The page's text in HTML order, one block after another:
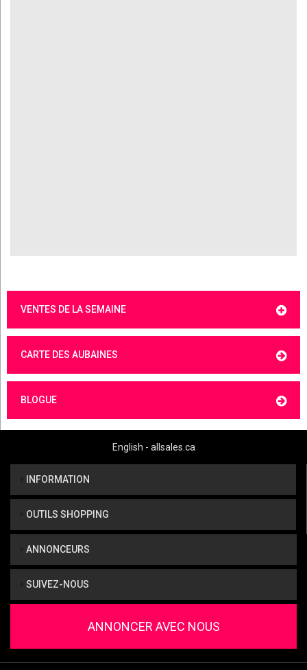
VENTES DE LA SEMAINE
CARTE DES AUBAINES
BLOGUE
English - allsales.ca
INFORMATION
OUTILS SHOPPING
ANNONCEURS
SUIVEZ-NOUS
ANNONCER AVEC NOUS